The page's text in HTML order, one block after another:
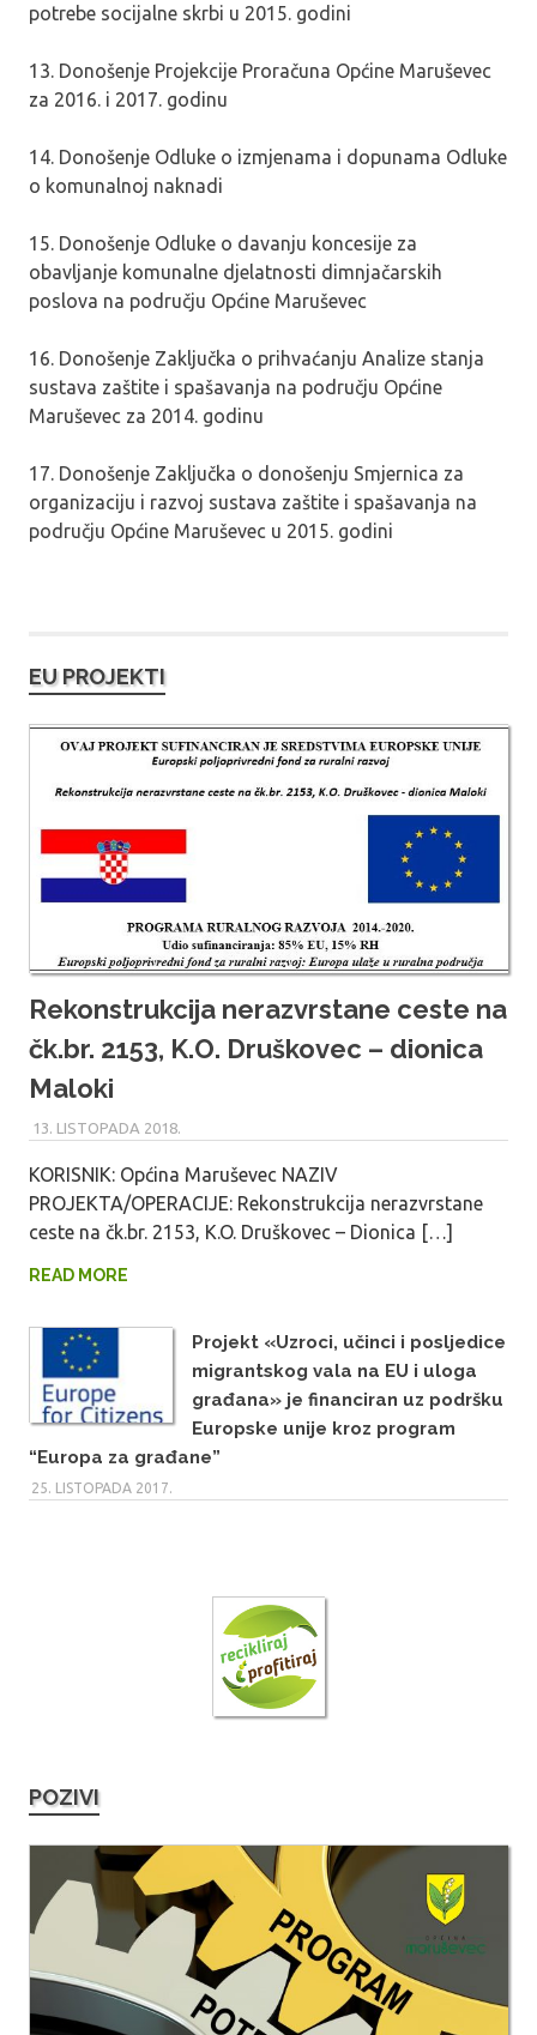
potrebe socijalne skrbi u 2015. godini
13. Donošenje Projekcije Proračuna Općine Maruševec
za 2016. i 2017. godinu
14. Donošenje Odluke o izmjenama i dopunama Odluke
o komunalnoj naknadi
15. Donošenje Odluke o davanju koncesije za
obavljanje komunalne djelatnosti dimnjačarskih
poslova na području Općine Maruševec
16. Donošenje Zaključka o prihvaćanju Analize stanja
sustava zaštite i spašavanja na području Općine
Maruševec za 2014. godinu
17. Donošenje Zaključka o donošenju Smjernica za
organizaciju i razvoj sustava zaštite i spašavanja na
području Općine Maruševec u 2015. godini
EU PROJEKTI
Rekonstrukcija nerazvrstane ceste na
čk.br. 2153, K.O. Druškovec – dionica
Maloki
13. LISTOPADA 2018.
KORISNIK: Općina Maruševec NAZIV
PROJEKTA/OPERACIJE: Rekonstrukcija nerazvrstane
ceste na čk.br. 2153, K.O. Druškovec – Dionica […]
READ MORE
Projekt «Uzroci, učinci i posljedice
migrantskog vala na EU i uloga
građana» je financiran uz podršku
Europske unije kroz program
“Europa za građane”
25. LISTOPADA 2017.
POZIVI